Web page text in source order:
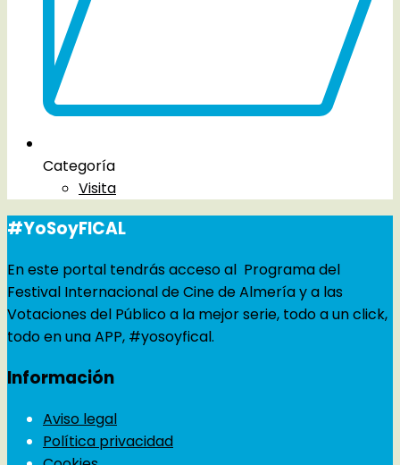
Categoría
Visita
#YoSoyFICAL
En este portal tendrás acceso al Programa del
Festival Internacional de Cine de Almería y a las
Votaciones del Público a la mejor serie, todo a un click,
todo en una APP, #yosoyfical.
Información
Aviso legal
Política privacidad